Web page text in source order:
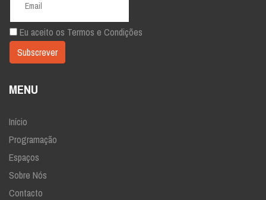
Eu aceito os Termos e Condições
MENU
Início
Programação
Espaços
Sobre Nós
Contacto